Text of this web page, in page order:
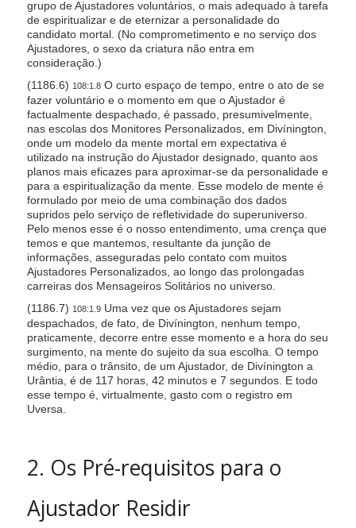
grupo de Ajustadores voluntários, o mais adequado à tarefa
de espiritualizar e de eternizar a personalidade do
candidato mortal. (No comprometimento e no serviço dos
Ajustadores, o sexo da criatura não entra em
consideração.)
(1186.6) 108:1.8O curto espaço de tempo, entre o ato de se
fazer voluntário e o momento em que o Ajustador é
factualmente despachado, é passado, presumivelmente,
nas escolas dos Monitores Personalizados, em Divínington,
onde um modelo da mente mortal em expectativa é
utilizado na instrução do Ajustador designado, quanto aos
planos mais eficazes para aproximar-se da personalidade e
para a espiritualização da mente. Esse modelo de mente é
formulado por meio de uma combinação dos dados
supridos pelo serviço de refletividade do superuniverso.
Pelo menos esse é o nosso entendimento, uma crença que
temos e que mantemos, resultante da junção de
informações, asseguradas pelo contato com muitos
Ajustadores Personalizados, ao longo das prolongadas
carreiras dos Mensageiros Solitários no universo.
(1186.7) 108:1.9Uma vez que os Ajustadores sejam
despachados, de fato, de Divínington, nenhum tempo,
praticamente, decorre entre esse momento e a hora do seu
surgimento, na mente do sujeito da sua escolha. O tempo
médio, para o trânsito, de um Ajustador, de Divínington a
Urântia, é de 117 horas, 42 minutos e 7 segundos. E todo
esse tempo é, virtualmente, gasto com o registro em
Uversa.
2. Os Pré-requisitos para o
Ajustador Residir